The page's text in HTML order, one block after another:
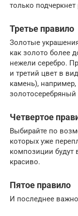
только
Третье правило
Золотые
как золото более
нежели серебро.
и третий цвет в
камень),
Четвертое
Выбирайте по
которых уже
композиции будут
красиво.
Пятое правило
И последнее